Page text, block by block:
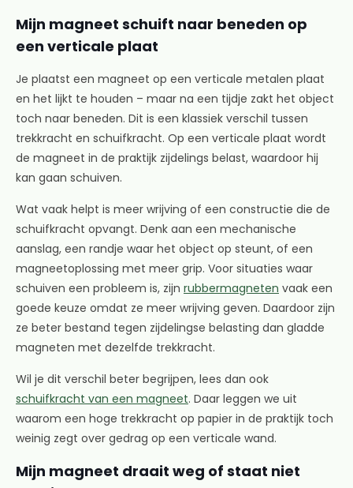
Mijn magneet schuift naar beneden op
een verticale plaat
Je plaatst een magneet op een verticale metalen plaat
en het lijkt te houden – maar na een tijdje zakt het object
toch naar beneden. Dit is een klassiek verschil tussen
trekkracht en schuifkracht. Op een verticale plaat wordt
de magneet in de praktijk zijdelings belast, waardoor hij
kan gaan schuiven.
Wat vaak helpt is meer wrijving of een constructie die de
schuifkracht opvangt. Denk aan een mechanische
aanslag, een randje waar het object op steunt, of een
magneetoplossing met meer grip. Voor situaties waar
schuiven een probleem is, zijn rubbermagneten vaak een
goede keuze omdat ze meer wrijving geven. Daardoor zijn
ze beter bestand tegen zijdelingse belasting dan gladde
magneten met dezelfde trekkracht.
Wil je dit verschil beter begrijpen, lees dan ook
schuifkracht van een magneet. Daar leggen we uit
waarom een hoge trekkracht op papier in de praktijk toch
weinig zegt over gedrag op een verticale wand.
Mijn magneet draait weg of staat niet